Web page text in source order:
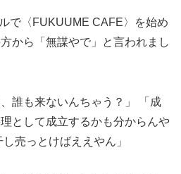
で〈FUKUUME CAFE〉を始め
から「無謀やで」と言われまし
誰も来ないんちゃう？」 「成
として成立するかも分からんや
売っとけばええやん」